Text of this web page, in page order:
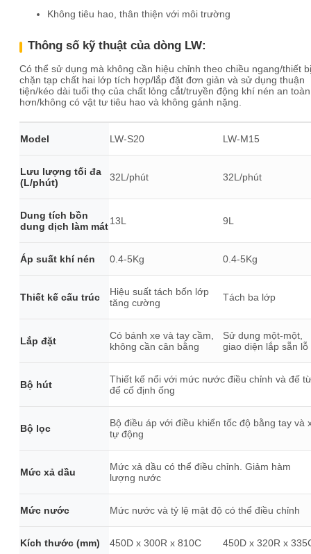
Không tiêu hao, thân thiện với môi trường
Thông số kỹ thuật của dòng LW:
Có thể sử dụng mà không cần hiệu chỉnh theo chiều ngang/thiết bị
chặn tạp chất hai lớp tích hợp/lắp đặt đơn giản và sử dụng thuận
tiện/kéo dài tuổi thọ của chất lỏng cắt/truyền động khí nén an toàn
hơn/không có vật tư tiêu hao và không gánh nặng.
Model LW-S20 LW-M15
Lưu lượng tối đa
(L/phút)
32L/phút 32L/phút
Dung tích bồn
dung dịch làm mát13L 9L
Áp suất khí nén 0.4-5Kg 0.4-5Kg
Thiết kế cấu trúc
Hiệu suất tách bốn lớp
tăng cường
Tách ba lớp
Lắp đặt
Có bánh xe và tay cầm,
không cần cân bằng
Sử dụng một-một,
giao diện lắp sẵn lỗ
Bộ hút
Thiết kế nổi với mức nước điều chỉnh và đế từ
để cố định ống
Bộ lọc
Bộ điều áp với điều khiển tốc độ bằng tay và
tự động
Mức xả dầu
Mức xả dầu có thể điều chỉnh. Giảm hàm
lượng nước
Mức nước Mức nước và tỷ lệ mật độ có thể điều chỉnh
Kích thước (mm) 450D x 300R x 810C 450D x 320R x